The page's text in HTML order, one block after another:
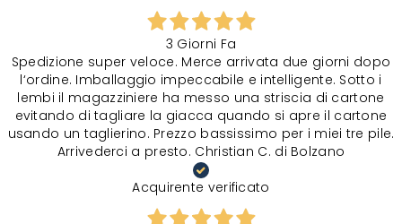
3 Giorni Fa
Spedizione super veloce. Merce arrivata due giorni dopo
l‘ordine. Imballaggio impeccabile e intelligente. Sotto i
lembi il magazziniere ha messo una striscia di cartone
evitando di tagliare la giacca quando si apre il cartone
usando un taglierino. Prezzo bassissimo per i miei tre pile.
Arrivederci a presto. Christian C. di Bolzano
Acquirente verificato